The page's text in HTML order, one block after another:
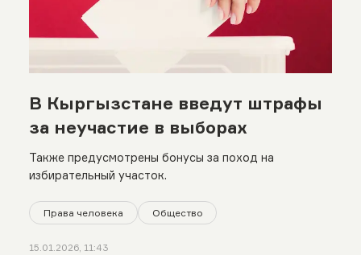
В Кыргызстане введут штрафы
за неучастие в выборах
Также предусмотрены бонусы за поход на
избирательный участок.
Права человека Общество
15.01.2026, 11:43